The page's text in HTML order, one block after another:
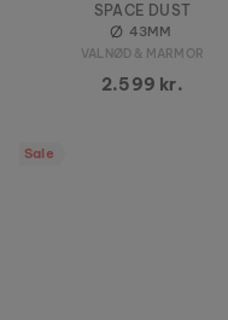
SPACE DUST
43MM
VALNØD & MARMOR
2.599 kr.
Sale